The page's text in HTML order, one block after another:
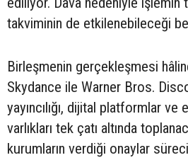
takviminin de etkilenebileceği
Birleşmenin gerçekleşmesi
Skydance ile Warner Bros.
yayıncılığı, dijital platformlar
varlıkları tek çatı altında
kurumların verdiği onaylar